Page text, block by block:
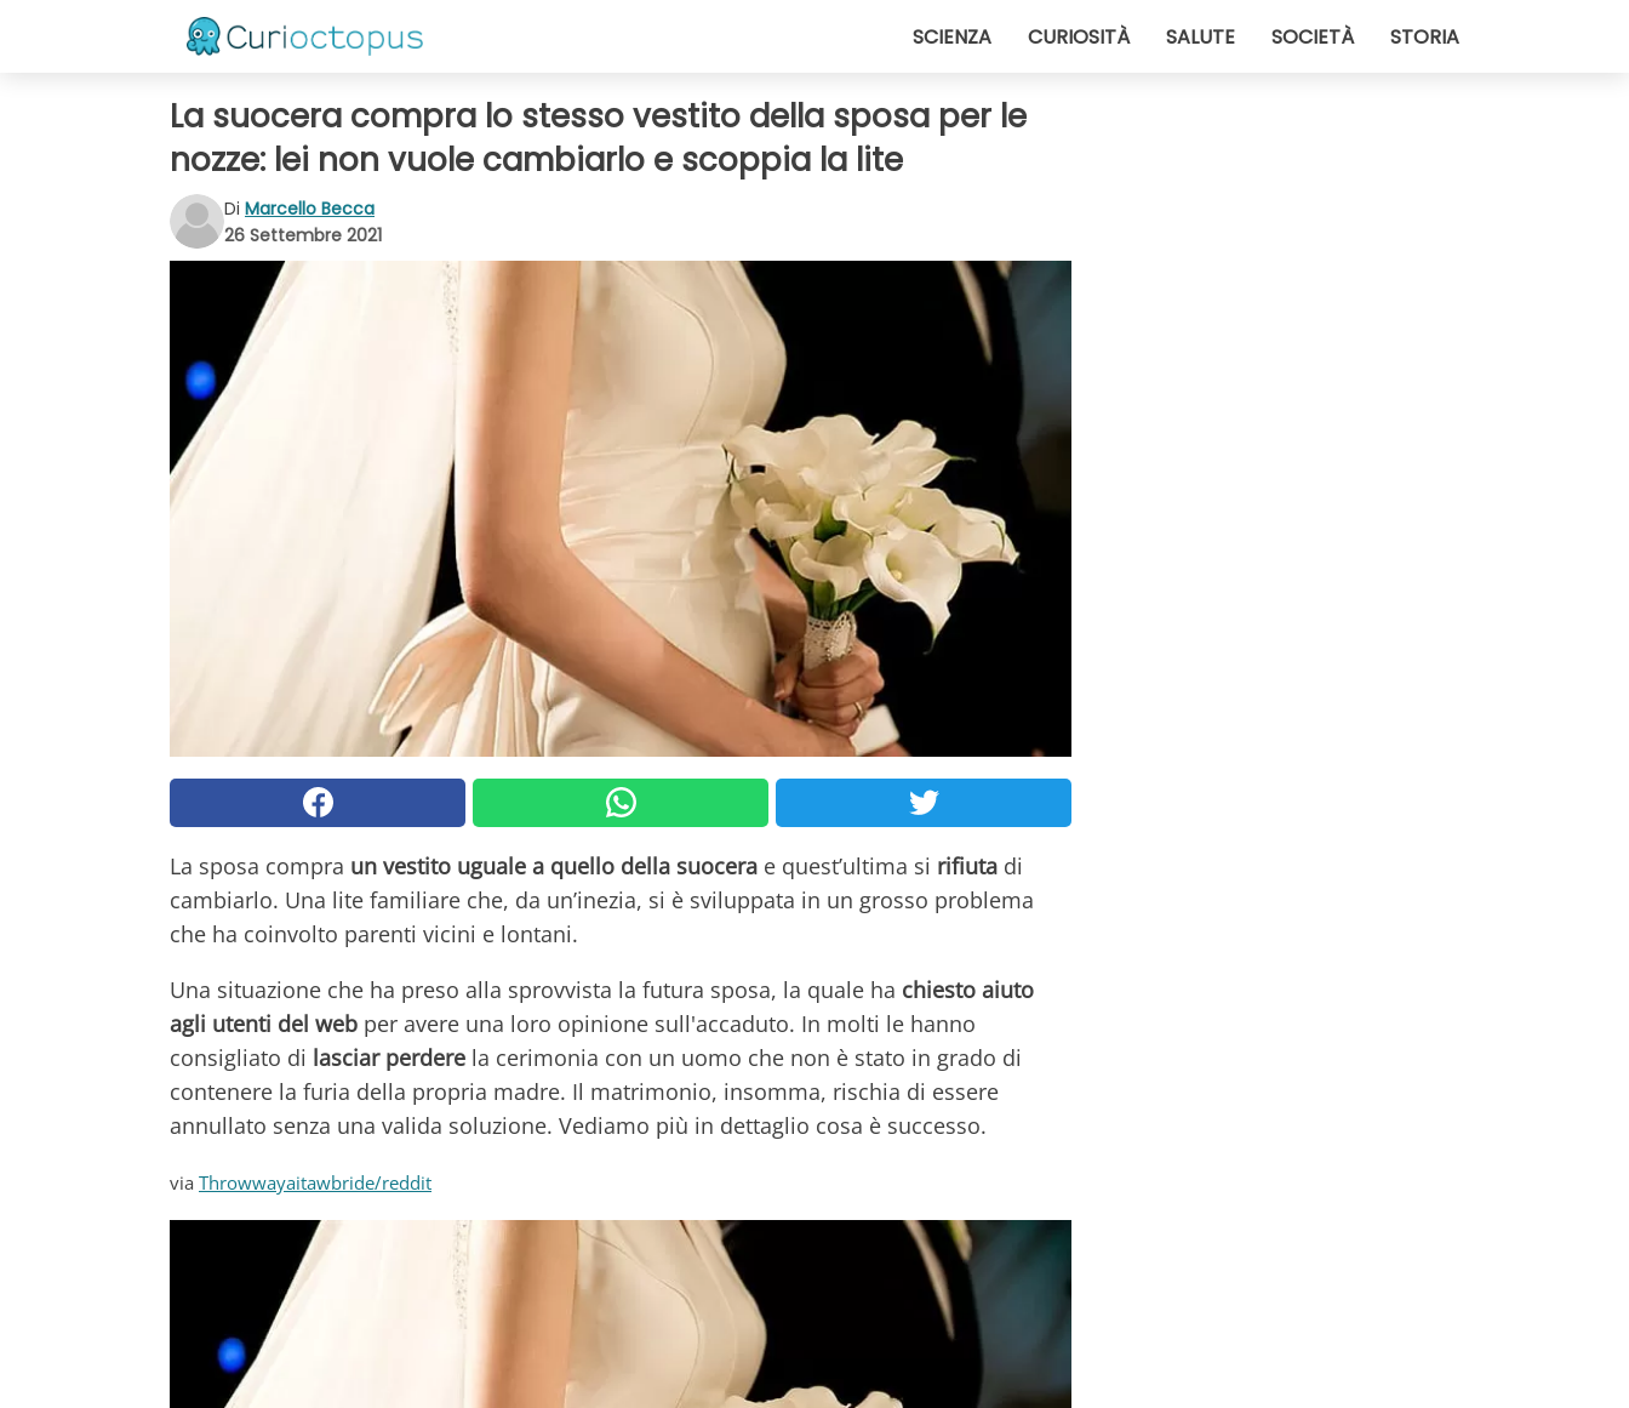
SCIENZA CURIOSITÀ SALUTE SOCIETÀ STORIA
La suocera compra lo stesso vestito della sposa per le
nozze: lei non vuole cambiarlo e scoppia la lite
Di Marcello Becca
26 Settembre 2021
La sposa compra un vestito uguale a quello della suocera e quest’ultima si rifiuta di
cambiarlo. Una lite familiare che, da un’inezia, si è sviluppata in un grosso problema
che ha coinvolto parenti vicini e lontani.
Una situazione che ha preso alla sprovvista la futura sposa, la quale ha chiesto aiuto
agli utenti del web per avere una loro opinione sull'accaduto. In molti le hanno
consigliato di lasciar perdere la cerimonia con un uomo che non è stato in grado di
contenere la furia della propria madre. Il matrimonio, insomma, rischia di essere
annullato senza una valida soluzione. Vediamo più in dettaglio cosa è successo.
via Throwwayaitawbride/reddit